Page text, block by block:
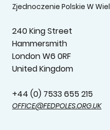
Zjednoczenie Polskie W
240 King Street
Hammersmith
London W6 0RF
United Kingdom
+44 (0) 7533 655 215‬
OFFICE@FEDPOLES.ORG.UK